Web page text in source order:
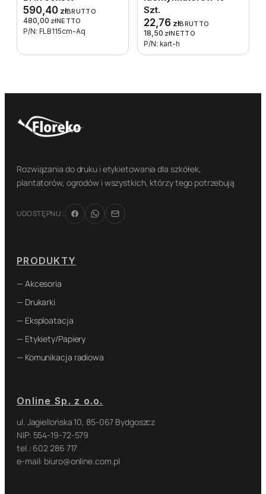
590,40 złBRUTTO
480,00 złNETTO
P/N: FLB115cm-Aq
Szt.
22,76 złBRUTTO
18,50 złNETTO
P/N: kart-h
Rozwiązania do druku i etykietowania dla szkółek,
plantatorów, ogrodów i wszystkich, którzy tego potrzebują
UDOSTĘPNIJ:
PRODUKTY
— Akcesoria
— Drukarki
— Eksploatacja
— Etykiety/Papiery
— Komunikacja radiowa
Online Sp. z o.o.
ul. Jagiellońska 10, 85-067 Bydgoszcz
NIP: 554-19-72-579
tel.: 602 286 717
e-mail: biuro@online.com.pl